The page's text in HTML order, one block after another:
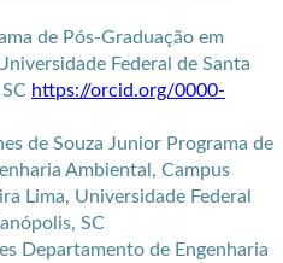
de Pós-Graduação em
Federal de Santa
https://orcid.org/0000-
de Souza Junior Programa de
Ambiental, Campus
Lima, Universidade Federal
SC
Departamento de Engenharia